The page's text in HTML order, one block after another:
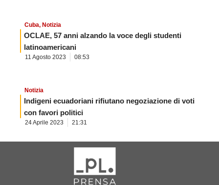
Cuba, Notizia
OCLAE, 57 anni alzando la voce degli studenti
latinoamericani
11 Agosto 2023 08:53
Notizia
Indigeni ecuadoriani rifiutano negoziazione di voti
con favori politici
24 Aprile 2023 21:31